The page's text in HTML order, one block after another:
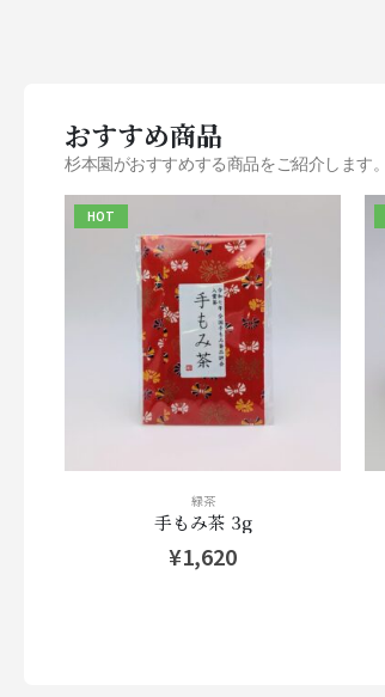
おすすめ商品
杉本園がおすすめする商品をご紹介します。
HOT
緑茶
手もみ茶 3g
¥1,620